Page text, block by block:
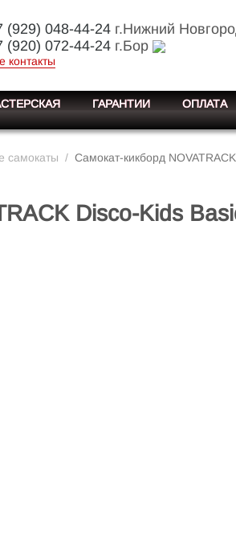
(929) 048-44-24г.Нижний
(920) 072-44-24г.Бор
контакты
ГАРАНТИИ ОПЛАТА
самокаты / Самокат-кикборд
Disco-Kids